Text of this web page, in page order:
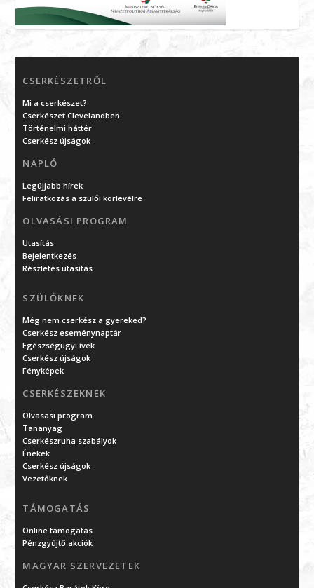
CSERKÉSZETRŐL
Mi a cserkészet?
Cserkészet Clevelandben
Történelmi háttér
Cserkész újságok
NAPLÓ
Legújjabb hírek
Feliratkozás a szülői körlevélre
OLVASÁSI PROGRAM
Utasítás
Bejelentkezés
Részletes utasítás
SZÜLŐKNEK
Még nem cserkész a gyereked?
Cserkész eseménynaptár
Egészségügyi ívek
Cserkész újságok
Fényképek
CSERKÉSZEKNEK
Olvasasi program
Tananyag
Cserkészruha szabályok
Énekek
Cserkész újságok
Vezetőknek
TÁMOGATÁS
Online támogatás
Pénzgyűjtő akciók
MAGYAR SZERVEZETEK